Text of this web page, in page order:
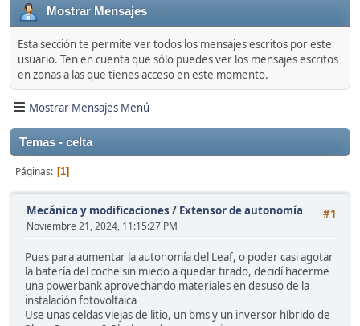
Mostrar Mensajes
Esta sección te permite ver todos los mensajes escritos por este
usuario. Ten en cuenta que sólo puedes ver los mensajes escritos
en zonas a las que tienes acceso en este momento.
Mostrar Mensajes Menú
Temas - celta
Páginas 1
#1
Mecánica y modificaciones / Extensor de autonomía
Noviembre 21, 2024, 11:15:27 PM
Pues para aumentar la autonomía del Leaf, o poder casi agotar
la batería del coche sin miedo a quedar tirado, decidí hacerme
una powerbank aprovechando materiales en desuso de la
instalación fotovoltaica
Use unas celdas viejas de litio, un bms y un inversor híbrido de